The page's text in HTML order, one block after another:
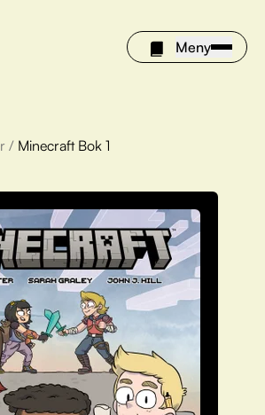
Meny
bokvalet
/ Minecraft Bok 1